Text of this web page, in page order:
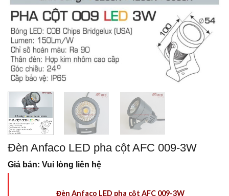
Đèn Anfaco LED pha cột AFC 009-3W
Giá bán: Vui lòng liên hệ
Đèn Anfaco LED pha cột AFC 009-3W